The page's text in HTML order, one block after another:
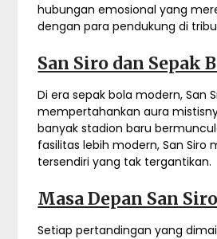
hubungan emosional yang
dengan para pendukung di
San Siro dan Sepak
Di era sepak bola modern, San
mempertahankan aura
banyak stadion baru
fasilitas lebih modern, San Siro
tersendiri yang tak tergantikan.
Masa Depan San Siro
Setiap pertandingan yang